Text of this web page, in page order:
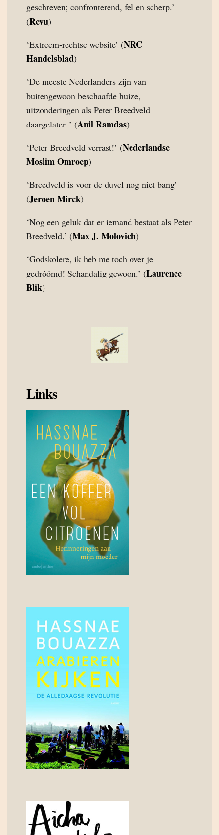
geschreven; confronterend, fel en scherp.’
(Revu)
‘Extreem-rechtse website’ (NRC
Handelsblad)
‘De meeste Nederlanders zijn van
buitengewoon beschaafde huize,
uitzonderingen als Peter Breedveld
daargelaten.’ (Anil Ramdas)
‘Peter Breedveld verrast!’ (Nederlandse
Moslim Omroep)
‘Breedveld is voor de duvel nog niet bang’
(Jeroen Mirck)
‘Nog een geluk dat er iemand bestaat als Peter
Breedveld.’ (Max J. Molovich)
‘Godskolere, ik heb me toch over je
gedróómd! Schandalig gewoon.’ (Laurence
Blik)
Links